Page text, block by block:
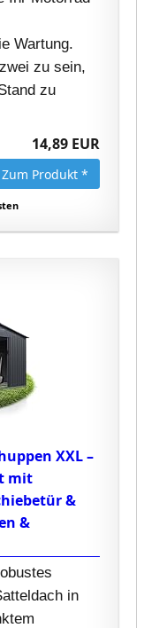
Wartung.
zu sein,
zu
14,89 EUR
Zum Produkt *
XXL –
mit
&
&
in